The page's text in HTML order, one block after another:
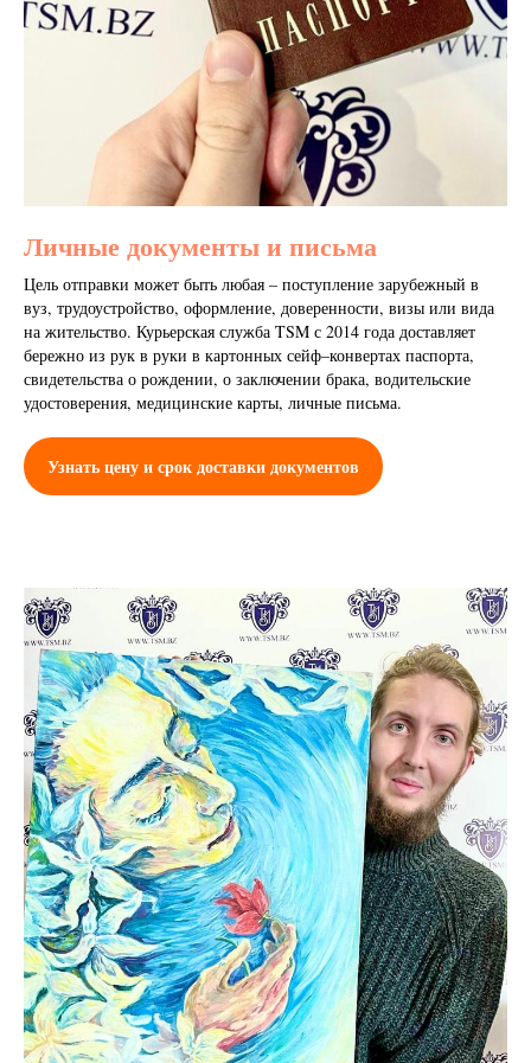
Личные документы и письма
Цель отправки может быть любая – поступление зарубежный в
вуз, трудоустройство, оформление, доверенности, визы или вида
на жительство. Курьерская служба TSM с 2014 года доставляет
бережно из рук в руки в картонных сейф–конвертах паспорта,
свидетельства о рождении, о заключении брака, водительские
удостоверения, медицинские карты, личные письма.
Узнать цену и срок доставки документов